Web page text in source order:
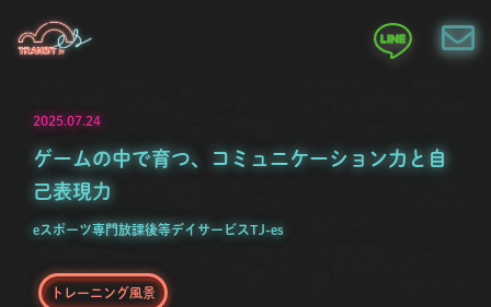
2025.07.24
ゲームの中で育つ、コミュニケーション力と自
己表現力
eスポーツ専門放課後等デイサービスTJ-es
トレーニング風景